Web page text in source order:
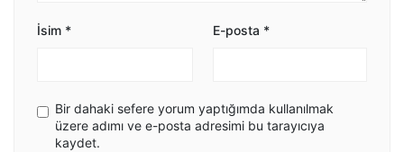
İsim * E-posta *
Bir dahaki sefere yorum yaptığımda kullanılmak
üzere adımı ve e-posta adresimi bu tarayıcıya
kaydet.